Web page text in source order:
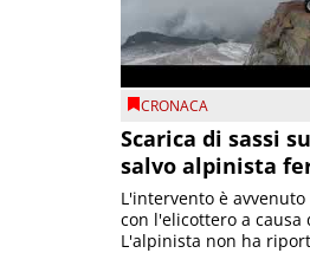
CRONACA
Scarica di sassi
salvo alpinista
L'intervento è
con l'elicottero a
L'alpinista non ha